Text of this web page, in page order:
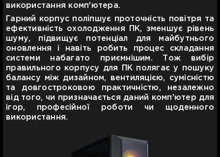
використання комп'ютера.
Гарний корпус поліпшує проточність повітря та
ефективність охолодження ПК, зменшує рівень
шуму, підвищує потенціал для майбутнього
оновлення і навіть робить процес складання
системи набагато приємнішим. Тож вибір
правильного корпусу для ПК полягає у пошуку
балансу між дизайном, вентиляцією, сумісністю
та довгостроковою практичністю, незалежно
від того, чи призначається даний комп'ютер для
ігор, професійної роботи чи щоденного
використання.